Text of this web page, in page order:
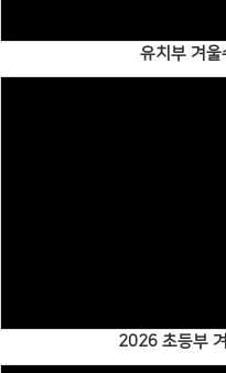
유치부 겨
2026 초등부